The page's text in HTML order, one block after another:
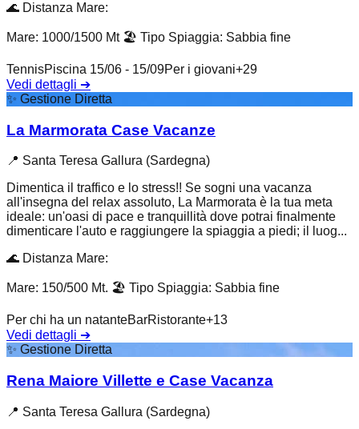
🌊 Distanza Mare:
Mare: 1000/1500 Mt 🏖️ Tipo Spiaggia: Sabbia fine
TennisPiscina 15/06 - 15/09Per i giovani+29
Vedi dettagli ➔
✨ Gestione Diretta
La Marmorata Case Vacanze
📍 Santa Teresa Gallura (Sardegna)
Dimentica il traffico e lo stress!! Se sogni una vacanza
all'insegna del relax assoluto, La Marmorata è la tua meta
ideale: un'oasi di pace e tranquillità dove potrai finalmente
dimenticare l'auto e raggiungere la spiaggia a piedi; il luog...
🌊 Distanza Mare:
Mare: 150/500 Mt. 🏖️ Tipo Spiaggia: Sabbia fine
Per chi ha un natanteBarRistorante+13
Vedi dettagli ➔
✨ Gestione Diretta
Rena Maiore Villette e Case Vacanza
📍 Santa Teresa Gallura (Sardegna)